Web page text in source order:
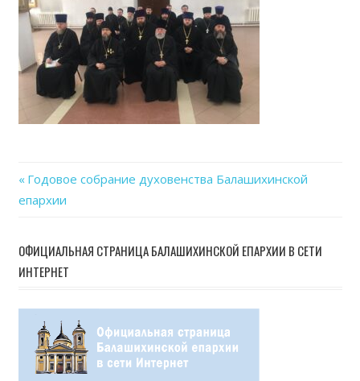
Навигация
записям
Previous
Post:
Годовое собрание духовенства Балашихинской
епархии
ОФИЦИАЛЬНАЯ СТРАНИЦА БАЛАШИХИНСКОЙ ЕПАРХИИ В СЕТИ
ИНТЕРНЕТ